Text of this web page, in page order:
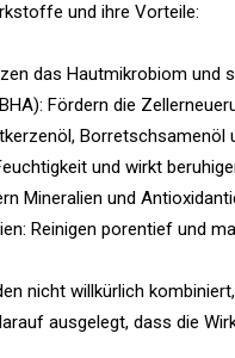
und ihre Vorteile:
das Hautmikrobiom und
Fördern die
und wirkt
Mineralien und
Reinigen porentief und
nicht willkürlich
ausgelegt, dass die